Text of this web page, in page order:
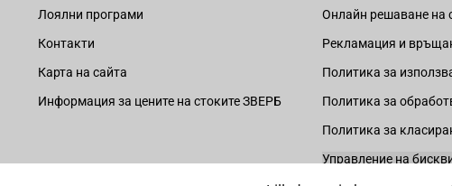
Лоялни програми
Контакти
Карта на сайта
Информация за цените на стоките ЗВЕРБ
Онлайн решаване на
Рекламация и
Политика за
Политика за
Политика за
Управление на